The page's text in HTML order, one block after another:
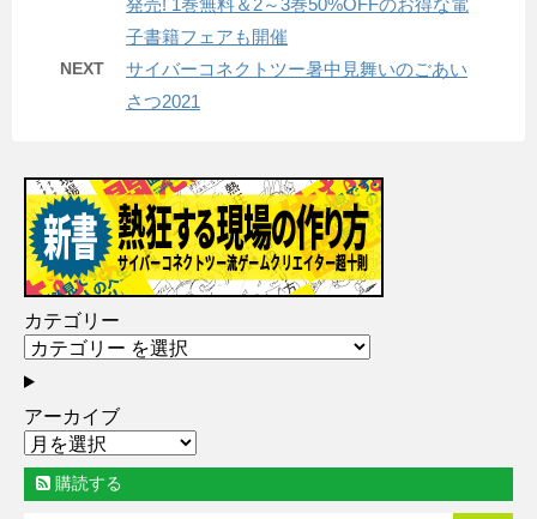
子書籍フェアも開催
NEXT
サイバーコネクトツー暑中見舞いのごあい
さつ2021
カテゴリー
アーカイブ
購読する